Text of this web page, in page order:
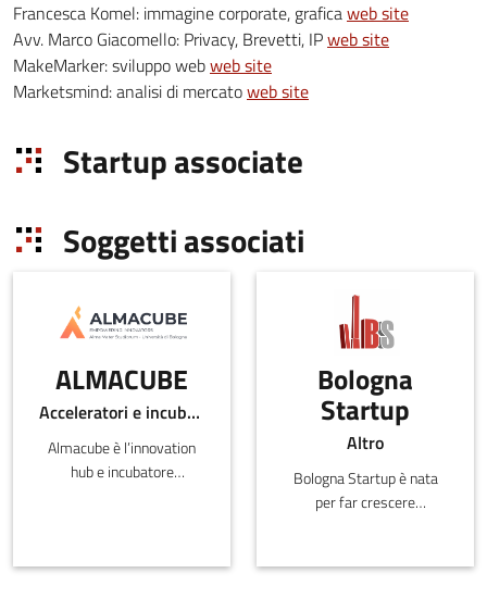
Francesca Komel: immagine corporate, graficaweb site
Avv. Marco Giacomello: Privacy, Brevetti, IPweb site
MakeMarker: sviluppo webweb site
Marketsmind: analisi di mercatoweb site
Startup associate
Soggetti associati
ALMACUBE
Acceleratori e incubatori di in-ER
Almacube è l’innovation
hub e incubatore
Bologna
Startup
Altro
Bologna Startup è nata
per far crescere
startupper, professionisti